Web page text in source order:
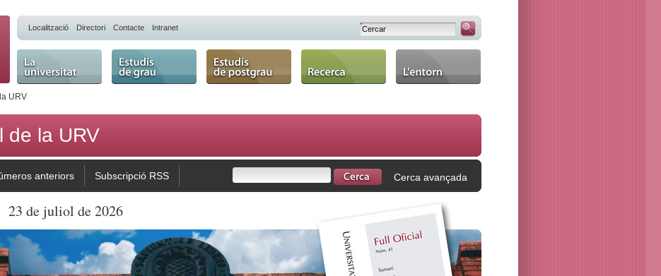
Localització Directori Contacte Intranet
La Universitat Estudis de grau
Estudis de
postgrau
Recerca L'entorn
URV
de la URV
anteriors Subscripció RSS Cerca avançada
23 de juliol de 2026